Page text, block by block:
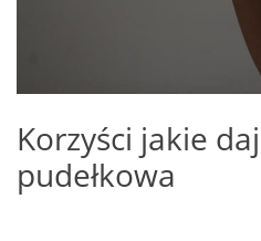
Korzyści jakie
pudełkowa